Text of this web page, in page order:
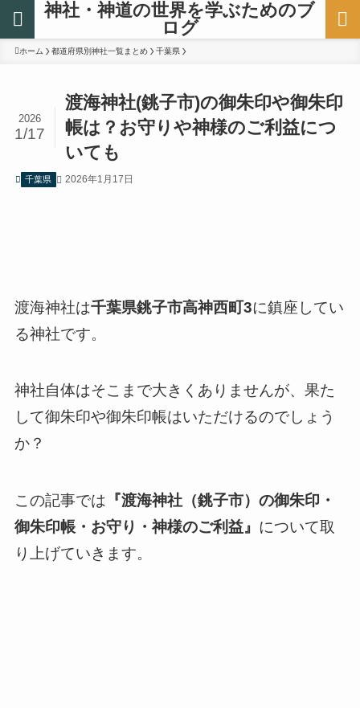
神社・神道の世界を学ぶためのブ
ログ
ホーム 都道府県別神社一覧まとめ 千葉県
渡海神社(銚子市)の御朱印や御朱印
帳は？お守りや神様のご利益につ
いても
2026
1/17
千葉県 2026年1月17日
渡海神社は千葉県銚子市高神西町3に鎮座してい
る神社です。
神社自体はそこまで大きくありませんが、果た
して御朱印や御朱印帳はいただけるのでしょう
か？
この記事では 『渡海神社（銚子市）の御朱印・
御朱印帳・お守り・神様のご利益』 について取
り上げていきます。